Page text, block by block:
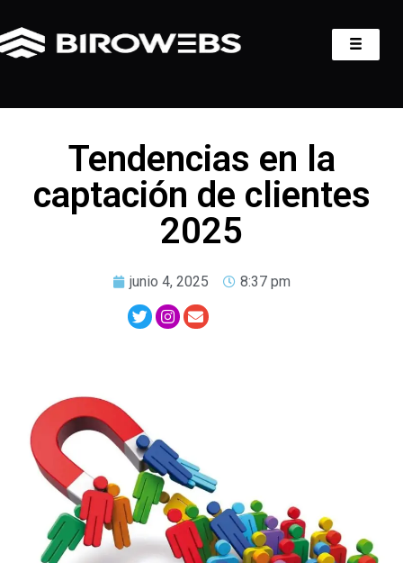
Tendencias en la
captación de clientes
2025
junio 4, 2025 8:37 pm